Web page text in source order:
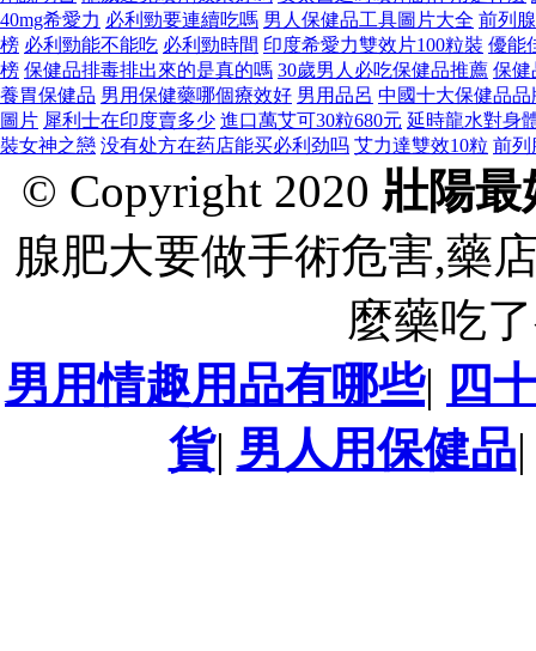
40mg希愛力 必利勁要連續吃嗎 男人保健品工具圖片大全 前列
榜 必利勁能不能吃 必利勁時間 印度希愛力雙效片100粒裝 優能
榜 保健品排毒排出來的是真的嗎 30歲男人必吃保健品推薦 保健
養胃保健品 男用保健藥哪個療效好 男用品呂 中國十大保健品品
圖片 犀利士在印度賣多少 進口萬艾可30粒680元 延時龍水對身
裝女神之戀 没有处方在药店能买必利劲吗 艾力達雙效10粒 前列
© Copyright 2020 壯陽最
腺肥大要做手術危害,藥
麼藥吃
男用情趣用品有哪些| 四
貨| 男人用保健品